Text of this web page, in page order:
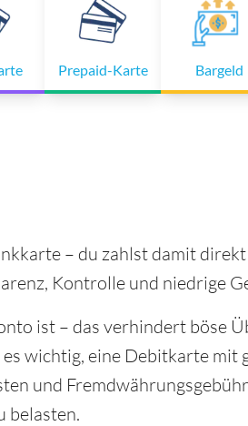
Prepaid-Karte Bargeld
– du zahlst damit
Kontrolle und niedrige
ist – das verhindert böse
wichtig, eine Debitkarte mit
und
belasten.